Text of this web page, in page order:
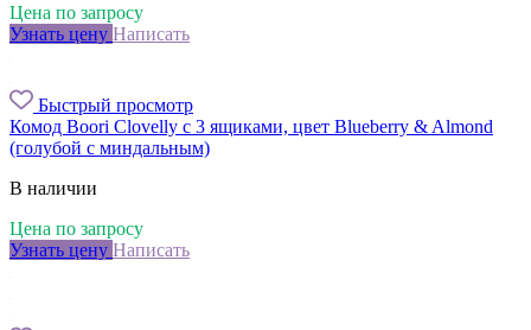
Цена по запросу
Узнать цену Написать
Быстрый просмотр
Комод Boori Clovelly с 3 ящиками, цвет Blueberry & Almond
(голубой с миндальным)
В наличии
Цена по запросу
Узнать цену Написать